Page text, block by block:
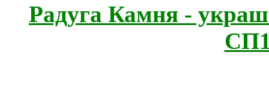
Радуга Камня -